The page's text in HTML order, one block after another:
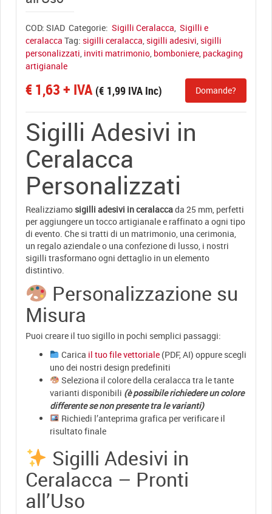
COD: SIAD Categorie: Sigilli Ceralacca Sigilli e
ceralacca Tag: sigilli ceralacca sigilli adesivi sigilli
personalizzati inviti matrimonio bomboniere packaging
artigianale
€ 1,63+ IVA (€ 1,99 IVA Inc) Domande?
Sigilli Adesivi in
Ceralacca
Personalizzati
Realizziamo sigilli adesivi in ceralaccada 25 mm, perfetti
per aggiungere un tocco artigianale e raffinato a ogni tipo
di evento. Che si tratti di un matrimonio, una cerimonia,
un regalo aziendale o una confezione di lusso, i nostri
sigilli trasformano ogni dettaglio in un elemento
distintivo.
Personalizzazione su
Misura
Puoi creare il tuo sigillo in pochi semplici passaggi:
Carica il tuo file vettoriale(PDF, AI) oppure scegli
uno dei nostri design predefiniti
Seleziona il colore della ceralacca tra le tante
varianti disponibili (è possibile richiedere un colore
differente se non presente tra le varianti)
Richiedi l’anteprima grafica per verificare il
risultato finale
Sigilli Adesivi in
Ceralacca – Pronti
all’Uso